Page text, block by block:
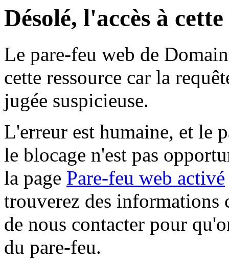
Désolé, l'accès à
Le pare-feu web de
cette ressource car la
jugée suspicieuse.
L'erreur est humaine, et le
le blocage n'est pas
la page Pare-feu web activé
trouverez des informations
de nous contacter pour
du pare-feu.